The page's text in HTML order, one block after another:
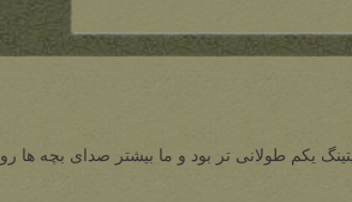
یکم طولانی تر بود و ما بیشتر صدای بچه ها رو